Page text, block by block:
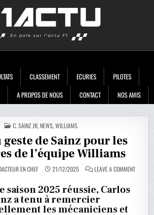
CLASSEMENT ECURIES
PILOTES
A PROPOS DE NOUS CONTACT NOS AMIS
POSTED
IN
C. SAINZ JR,NEWS,WILLIAMS
geste de Sainz pour les
de l’équipe Williams
EN CHEF 21/12/2025 LEAVE A COMMENTON
saison 2025 réussie, Carlos
a tenu à remercier
les mécaniciens et